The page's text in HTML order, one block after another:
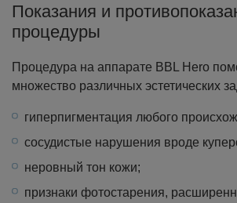
Показания и
процедуры
Процедура на аппарате BBL Hero
множество различных эстетических
гиперпигментация любого
сосудистые нарушения вроде
неровный тон кожи;
признаки фотостарения,